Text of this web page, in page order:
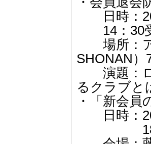
日時：
14：30受
場所：ア
SHONAN）
演題：ロ
るクラブと
・「新会
日時：
18：00